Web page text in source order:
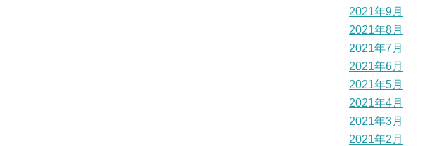
2021年9月
2021年8月
2021年7月
2021年6月
2021年5月
2021年4月
2021年3月
2021年2月